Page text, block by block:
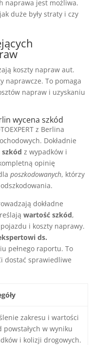
naprawa jest możliwa.
duże były straty i czy
koszty napraw aut.
naprawcze. To pomaga
napraw i uzyskaniu
wycena szkód
z Berlina
Dokładnie
z wypadków i
opinię
poszkodowanych, którzy
dokładne
wartość szkód,
i koszty naprawy.
ds.
pełnego raportu. To
dostać sprawiedliwe
zakresu i wartości
powstałych w wyniku
i kolizji drogowych.